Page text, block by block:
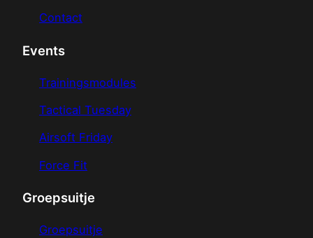
Contact
Events
Trainingsmodules
Tactical Tuesday
Airsoft Friday
Force Fit
Groepsuitje
Groepsuitje